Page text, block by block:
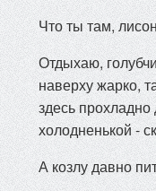
Что ты там,
Отдыхаю,
наверху жарко,
здесь
холодненькой -
А козлу давно